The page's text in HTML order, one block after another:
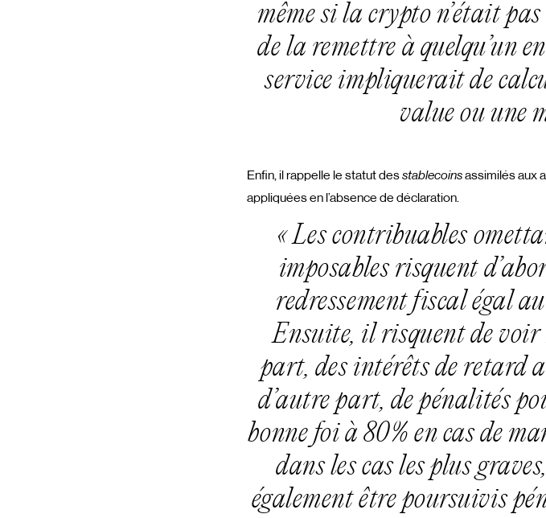
même si la crypto n’était
de la remettre à quelqu’un
service impliquerait de
value ou une
Enfin, il rappelle le statut desstablecoinsassimilés aux
appliquées en l’absence de déclaration.
« Les contribuables
imposables risquent
redressement fiscal égal
Ensuite, il risquent de voir
part, des intérêts de retard
d’autre part, de pénalités
bonne foi à 80% en cas de
dans les cas les plus
également être poursuivis